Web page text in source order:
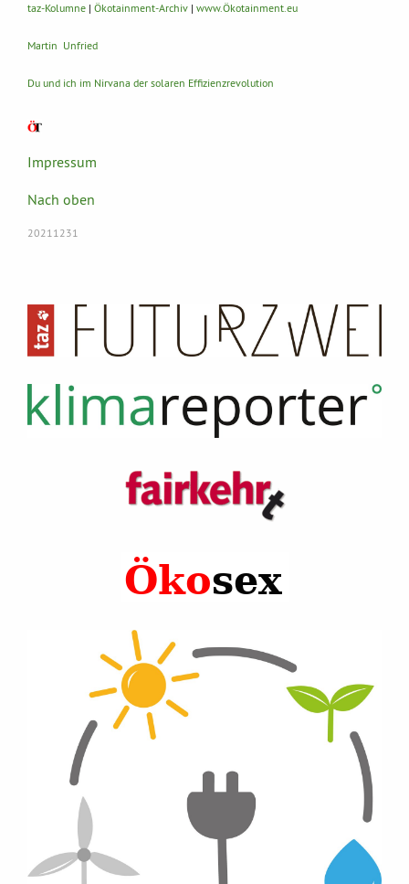
taz-Kolumne | Ökotainment-Archiv | www.Ökotainment.eu
Martin Unfried
Du und ich im Nirvana der solaren Effizienzrevolution
Impressum
Nach oben
20211231